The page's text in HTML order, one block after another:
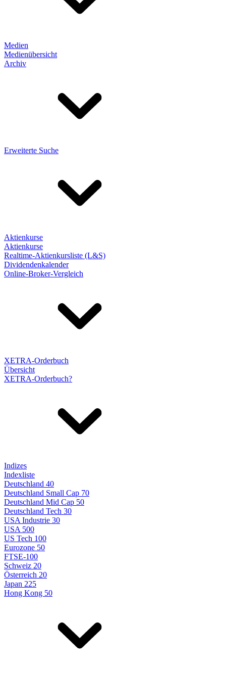
Medien
Medienübersicht
Archiv
Erweiterte Suche
Aktienkurse
Aktienkurse
Realtime-Aktienkursliste (L&S)
Dividendenkalender
Online-Broker-Vergleich
XETRA-Orderbuch
Übersicht
XETRA-Orderbuch?
Indizes
Indexliste
Deutschland 40
Deutschland Small Cap 70
Deutschland Mid Cap 50
Deutschland Tech 30
USA Industrie 30
USA 500
US Tech 100
Eurozone 50
FTSE-100
Schweiz 20
Österreich 20
Japan 225
Hong Kong 50